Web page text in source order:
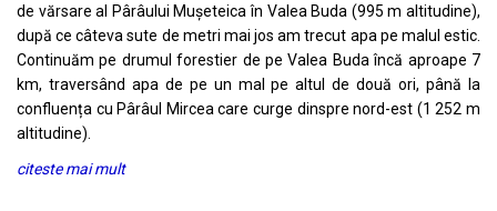
de vărsare al Pârâului Mușeteica în Valea Buda (995 m altitudine),
după ce câteva sute de metri mai jos am trecut apa pe malul estic.
Continuăm pe drumul forestier de pe Valea Buda încă aproape 7
km, traversând apa de pe un mal pe altul de două ori, până la
confluența cu Pârâul Mircea care curge dinspre nord-est (1 252 m
altitudine).
citeste mai mult